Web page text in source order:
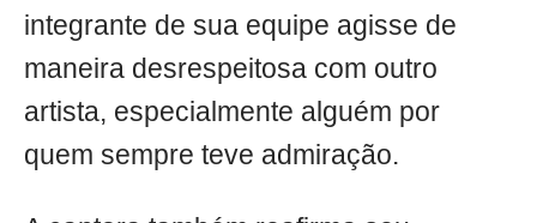
integrante de sua equipe agisse de
maneira desrespeitosa com outro
artista, especialmente alguém por
quem sempre teve admiração.